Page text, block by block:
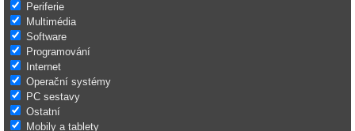
Periferie
Multimédia
Software
Programování
Internet
Operační systémy
PC sestavy
Ostatní
Mobily a tablety